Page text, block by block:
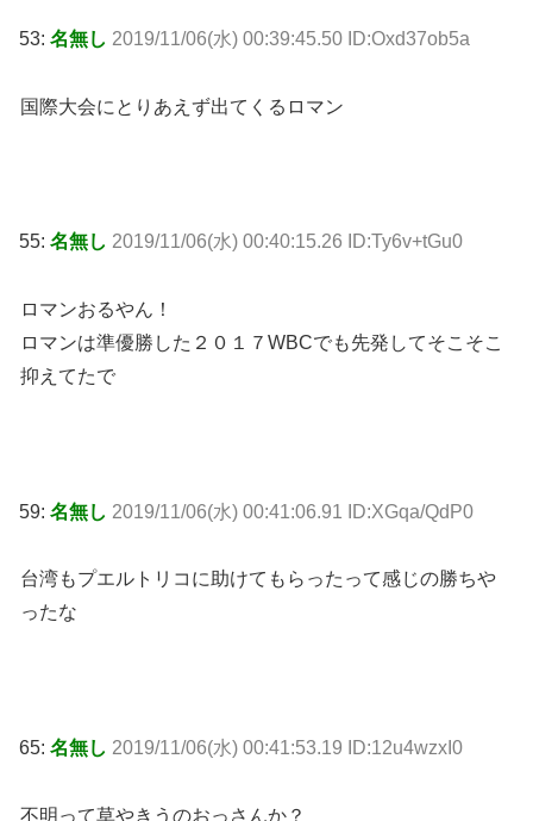
53: 名無し 2019/11/06(水) 00:39:45.50 ID:Oxd37ob5a
国際大会にとりあえず出てくるロマン
55: 名無し 2019/11/06(水) 00:40:15.26 ID:Ty6v+tGu0
ロマンおるやん！
ロマンは準優勝した２０１７WBCでも先発してそこそこ
抑えてたで
59: 名無し 2019/11/06(水) 00:41:06.91 ID:XGqa/QdP0
台湾もプエルトリコに助けてもらったって感じの勝ちや
ったな
65: 名無し 2019/11/06(水) 00:41:53.19 ID:12u4wzxI0
不明って草やきうのおっさんか？